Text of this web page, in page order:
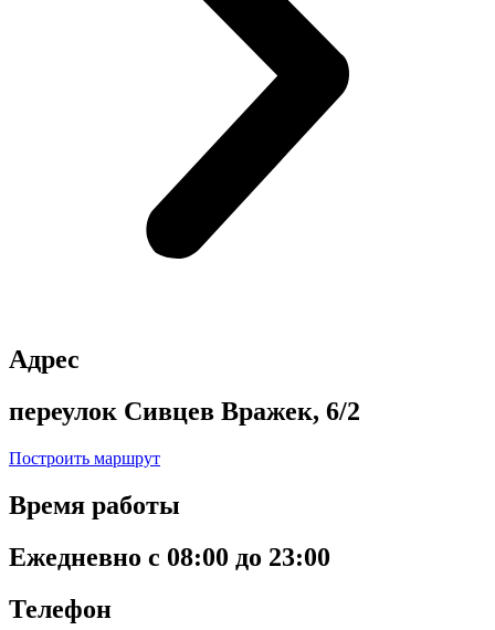
Адрес
переулок Сивцев Вражек, 6/2
Построить маршрут
Время работы
Ежедневно с 08:00 до 23:00
Телефон